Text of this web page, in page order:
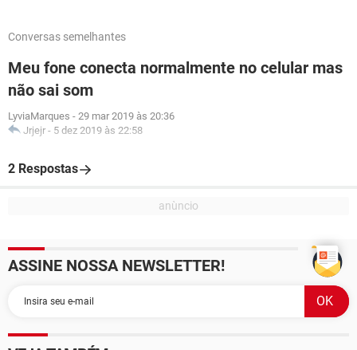
Conversas semelhantes
Meu fone conecta normalmente no celular mas
não sai som
LyviaMarques - 29 mar 2019 às 20:36
Jrjejr - 5 dez 2019 às 22:58
2 Respostas
ASSINE NOSSA NEWSLETTER!